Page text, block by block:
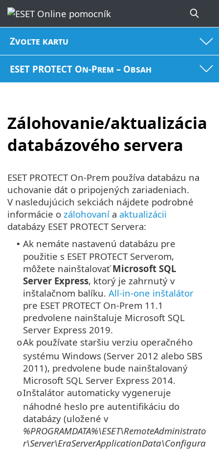
Zvoľte kartu
ESET PROTECT On-Prem – Obsah
Zálohovanie/aktualizácia
databázového servera
ESET PROTECT On-Prem používa databázu na
uchovanie dát o pripojených zariadeniach.
V nasledujúcich sekciách nájdete podrobné
informácie o zálohovaní a aktualizácii
databázy ESET PROTECT Servera:
• Ak nemáte nastavenú databázu pre
použitie s ESET PROTECT Serverom,
môžete nainštalovaťMicrosoft SQL
Server Express, ktorý je zahrnutý v
inštalačnom balíku. All-in-one inštalátor
pre ESET PROTECT On-Prem 11.1
predvolene nainštaluje Microsoft SQL
Server Express 2019.
oAk používate staršiu verziu operačného
systému Windows (Server 2012 alebo SBS
2011), predvolene bude nainštalovaný
Microsoft SQL Server Express 2014.
oInštalátor automaticky vygeneruje
náhodné heslo pre autentifikáciu do
databázy (uložené v
%PROGRAMDATA%\ESET\RemoteAdministrato
r\Server\EraServerApplicationData\Configura